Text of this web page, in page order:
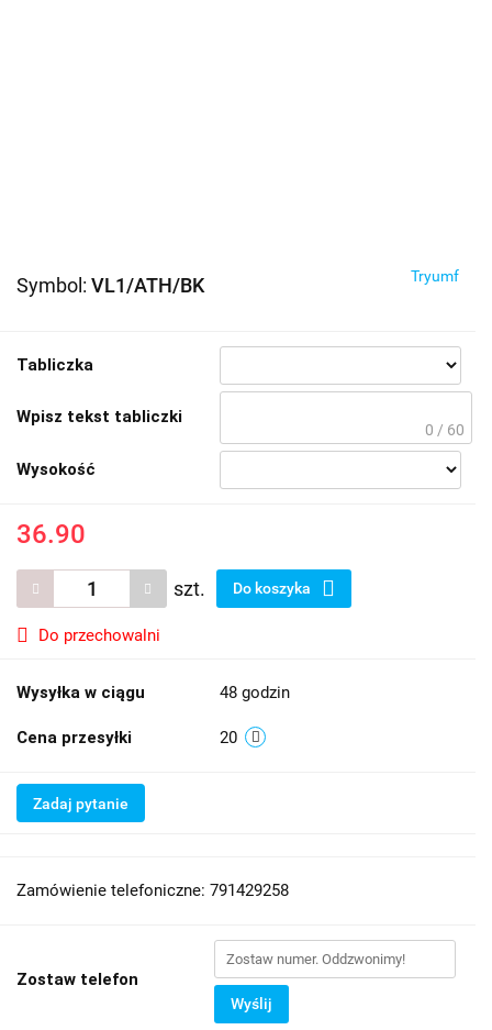
Symbol: VL1/ATH/BK Tryumf
Tabliczka
Wpisz tekst tabliczki
0 / 60
Wysokość
36.90
szt. Do koszyka
Do przechowalni
Wysyłka w ciągu 48 godzin
Cena przesyłki 20
Zadaj pytanie
Zamówienie telefoniczne: 791429258
Zostaw telefon
Wyślij